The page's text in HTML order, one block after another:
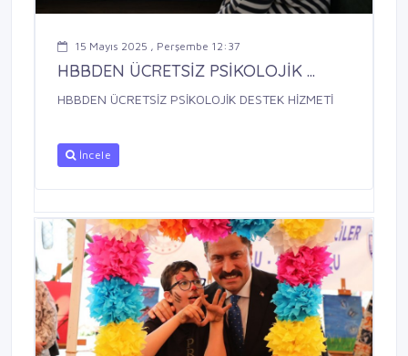
15 Mayıs 2025 , Perşembe 12:37
HBBDEN ÜCRETSİZ PSİKOLOJİK ...
HBBDEN ÜCRETSİZ PSİKOLOJİK DESTEK HİZMETİ
İncele